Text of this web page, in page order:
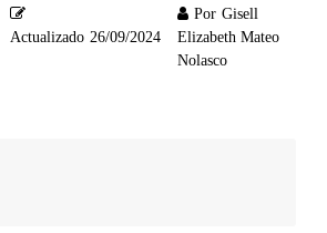
Actualizado 26/09/2024
Por Gisell
Elizabeth Mateo
Nolasco